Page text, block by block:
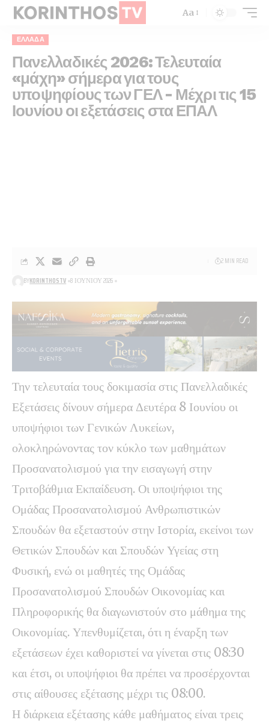
Aa
ΕΛΛΆΔΑ
Πανελλαδικές 2026: Τελευταία
«μάχη» σήμερα για τους
υποψηφίους των ΓΕΛ – Μέχρι τις 15
Ιουνίου οι εξετάσεις στα ΕΠΑΛ
BYKORINTHOSTV 8 ΙΟΥΝΊΟΥ 2026
2 MIN READ
Την τελευταία τους δοκιμασία στις Πανελλαδικές
Εξετάσεις δίνουν σήμερα Δευτέρα 8 Ιουνίου οι
υποψήφιοι των Γενικών Λυκείων,
ολοκληρώνοντας τον κύκλο των μαθημάτων
Προσανατολισμού για την εισαγωγή στην
Τριτοβάθμια Εκπαίδευση. Οι υποψήφιοι της
Ομάδας Προσανατολισμού Ανθρωπιστικών
Σπουδών θα εξεταστούν στην Ιστορία, εκείνοι των
Θετικών Σπουδών και Σπουδών Υγείας στη
Φυσική, ενώ οι μαθητές της Ομάδας
Προσανατολισμού Σπουδών Οικονομίας και
Πληροφορικής θα διαγωνιστούν στο μάθημα της
Οικονομίας. Υπενθυμίζεται, ότι η έναρξη των
εξετάσεων έχει καθοριστεί να γίνεται στις 08:30
και έτσι, οι υποψήφιοι θα πρέπει να προσέρχονται
στις αίθουσες εξέτασης μέχρι τις 08:00.
Η διάρκεια εξέτασης κάθε μαθήματος είναι τρεις